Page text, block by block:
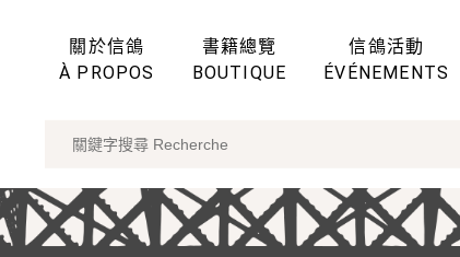
關於信鴿
À PROPOS
書籍總覽
BOUTIQUE
信鴿活動
ÉVÉNEMENTS